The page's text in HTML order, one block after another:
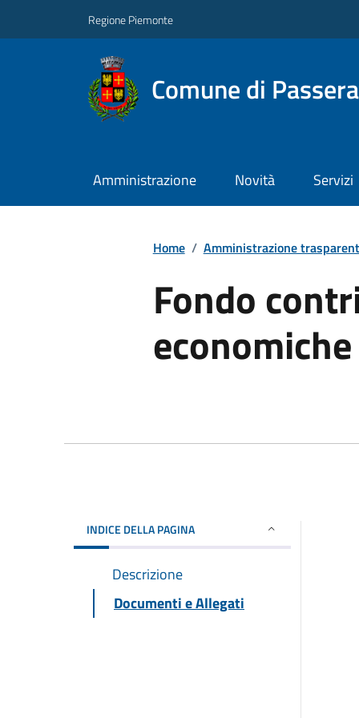
Regione Piemonte
Comune di
Amministrazione Novità Servizi
Home / Amministrazione
Fondo
economiche
INDICE DELLA PAGINA
Descrizione
Documenti e Allegati